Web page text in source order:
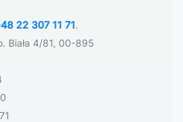
22 307 11 71.
Biała 4/81, 00-895